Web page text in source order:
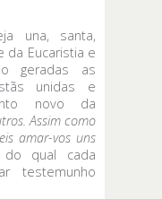
una, santa,
da Eucaristia e
geradas as
unidas e
novo da
Assim como
amar-vos uns
qual cada
testemunho